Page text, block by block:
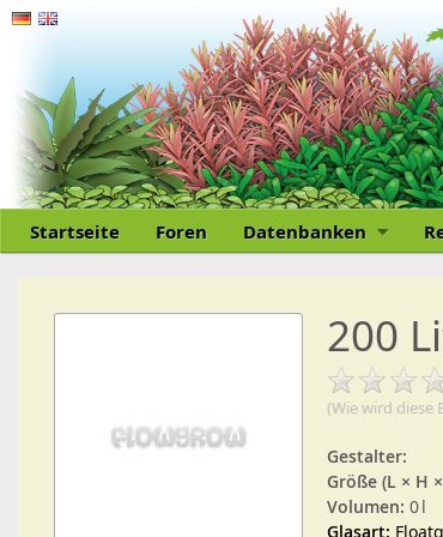
Startseite Foren Datenbanken
200
(Wie wird diese
Gestalter:
Größe (L × H
Volumen: 0 l
Glasart: